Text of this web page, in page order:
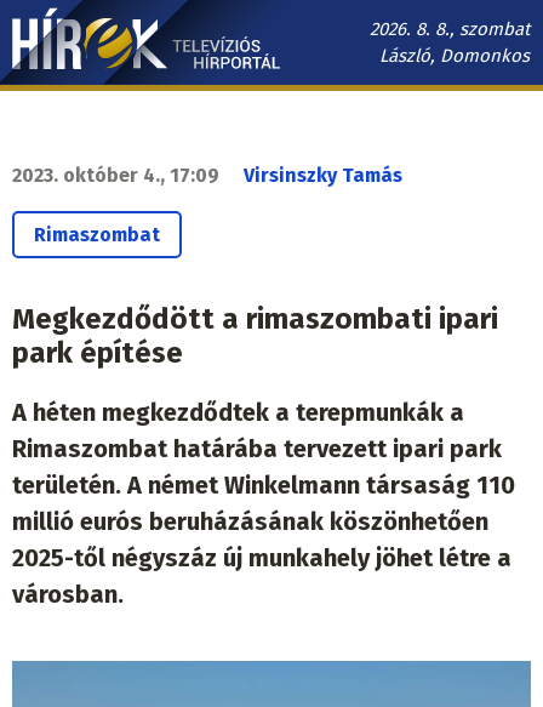
Ugrás
tartalomra
2026. 8. 8., szombat
László, Domonkos
Hírek.sk
navigáció
2023. október 4., 17:09 Virsinszky Tamás
Rimaszombat
Megkezdődött a rimaszombati ipari
park építése
A héten megkezdődtek a terepmunkák a
Rimaszombat határába tervezett ipari park
területén. A német Winkelmann társaság 110
millió eurós beruházásának köszönhetően
2025-től négyszáz új munkahely jöhet létre a
városban.